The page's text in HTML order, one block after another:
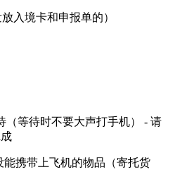
入境卡和申报单的）
等待时不要大声打手机） - 请
携带上飞机的物品（寄托货